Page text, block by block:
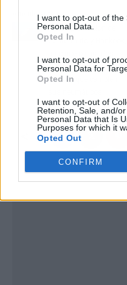
I want to opt-out of the
Personal Data.
Opted In
I want to opt-out of
Personal Data for
Opted In
I want to opt-out of
Retention, Sale, and/
Personal Data that Is
Purposes for which it
Opted Out
CONFIRM
Artículo anterior
Nueva promoción de
Confortauto y Hankook,
personas entre los
clientes que cambien